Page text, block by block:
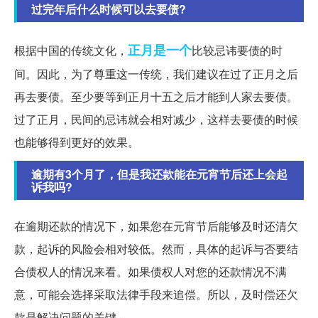
过完年后什么时候可以去要债?
根据中国的传统文化， 正月是一个比较忌讳要债的时
间。因此，为了尊重这一传统，我们建议在过了正月之后
再去要债。至少要等到正月十五之后才能到人家去要债。
过了正月，民间的忌讳就会相对减少，这样去要债的时候
也能够得到更好的效果。
逾期有3个月了，但是我还款能在元宵节后还上会起
诉我吗?
在逾期还款的情况下，如果您在元宵节后能够及时还清欠
款，起诉的风险会相对较低。然而，具体的起诉与否要结
合债权人的情况来看。如果债权人对您的还款情况不满
意，可能会选择采取法律手段来追偿。所以，及时偿还欠